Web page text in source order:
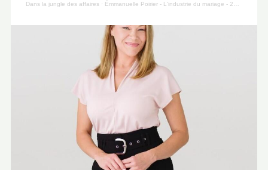
Dans la jungle des affaires· Émmanuelle Poirier - L'industrie du mariage - 28 Juillet 2017